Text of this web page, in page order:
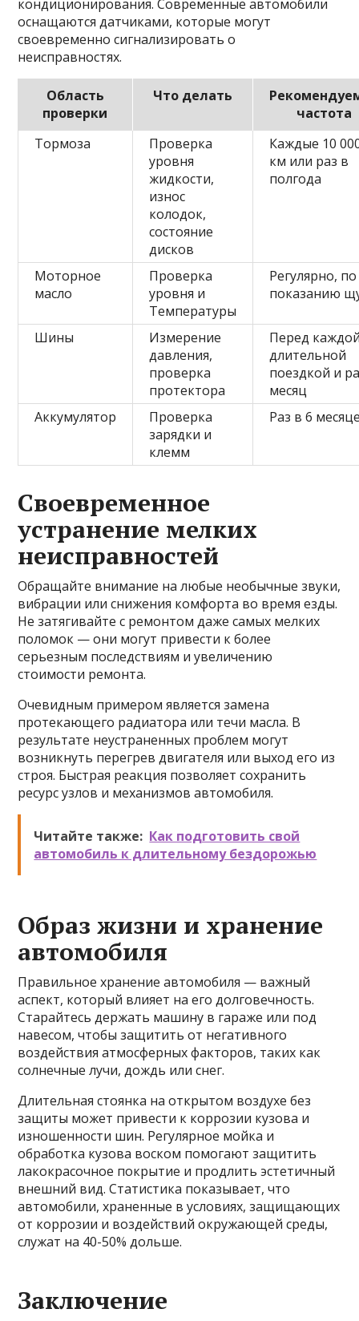
кондиционирования. Современные автомобили
оснащаются датчиками, которые могут
своевременно сигнализировать о
неисправностях.
Область
проверки
Что делать
частота
Тормоза
Проверка
уровня
жидкости,
износ
колодок,
состояние
дисков
Каждые 10
км или раз в
полгода
Моторное
масло
Проверка
уровня и
Температуры
Регулярно, по
показанию
Шины
Измерение
давления,
проверка
протектора
Перед
длительной
поездкой и
месяц
Аккумулятор
Проверка
зарядки и
клемм
Раз в 6
Своевременное
устранение мелких
неисправностей
Обращайте внимание на любые необычные звуки,
вибрации или снижения комфорта во время езды.
Не затягивайте с ремонтом даже самых мелких
поломок — они могут привести к более
серьезным последствиям и увеличению
стоимости ремонта.
Очевидным примером является замена
протекающего радиатора или течи масла. В
результате неустраненных проблем могут
возникнуть перегрев двигателя или выход его из
строя. Быстрая реакция позволяет сохранить
ресурс узлов и механизмов автомобиля.
Читайте также: Как подготовить свой
автомобиль к длительному бездорожью
Образ жизни и хранение
автомобиля
Правильное хранение автомобиля — важный
аспект, который влияет на его долговечность.
Старайтесь держать машину в гараже или под
навесом, чтобы защитить от негативного
воздействия атмосферных факторов, таких как
солнечные лучи, дождь или снег.
Длительная стоянка на открытом воздухе без
защиты может привести к коррозии кузова и
изношенности шин. Регулярное мойка и
обработка кузова воском помогают защитить
лакокрасочное покрытие и продлить эстетичный
внешний вид. Статистика показывает, что
автомобили, храненные в условиях, защищающих
от коррозии и воздействий окружающей среды,
служат на 40-50% дольше.
Заключение